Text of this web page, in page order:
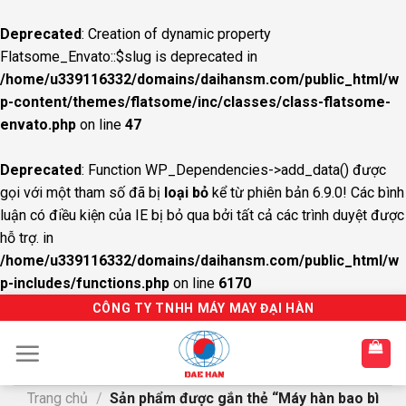
Deprecated: Creation of dynamic property
Flatsome_Envato::$slug is deprecated in
/home/u339116332/domains/daihansm.com/public_html/w
p-content/themes/flatsome/inc/classes/class-flatsome-
envato.php on line 47
Deprecated: Function WP_Dependencies->add_data() được
gọi với một tham số đã bị loại bỏ kể từ phiên bản 6.9.0! Các bình
luận có điều kiện của IE bị bỏ qua bởi tất cả các trình duyệt được
hỗ trợ. in
/home/u339116332/domains/daihansm.com/public_html/w
p-includes/functions.php on line 6170
CÔNG TY TNHH MÁY MAY ĐẠI HÀN
Trang chủ / Sản phẩm được gắn thẻ “Máy hàn bao bì